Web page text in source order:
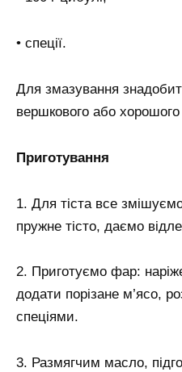
• спеції.
Для змазування
вершкового або
Приготування
1. Для тіста все
пружне тісто, даємо
2. Приготуємо фар:
додати порізане м’ясо,
спеціями.
3. Размягчим масло,